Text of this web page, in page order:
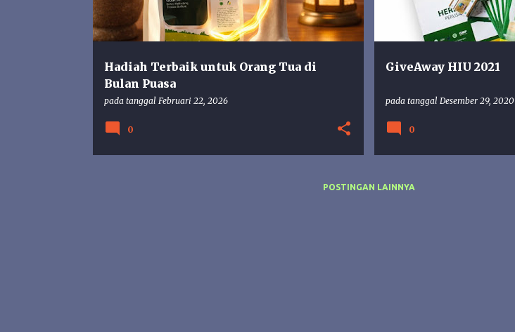
n
g
a
Hadiah Terbaik untuk Orang Tua di
Bulan Puasa
pada tanggal Februari 22, 2026
0
GiveAway HIU 2021
pada tanggal Desember 29, 2020
0
POSTINGAN LAINNYA